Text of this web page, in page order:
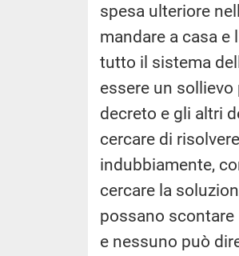
spesa ulteriore
mandare a casa
tutto il sistema
essere un
decreto e gli altri
cercare di
indubbiamente,
cercare la
possano scontare
e nessuno può